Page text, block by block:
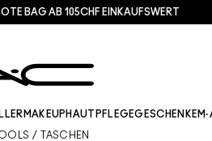
BAG AB 105CHF EINKAUFSWERT​
MAKEUP HAUTPFLEGEGESCHENKE
/ TASCHEN